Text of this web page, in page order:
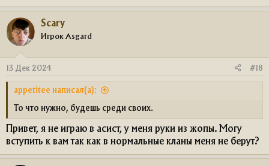
Scary
Игрок Asgard
13 Дек 2024 #18
appetitee написал(а):
То что нужно, будешь среди своих.
Привет, я не играю в асист, у меня руки из жопы. Могу
вступить к вам так как в нормальные кланы меня не берут?